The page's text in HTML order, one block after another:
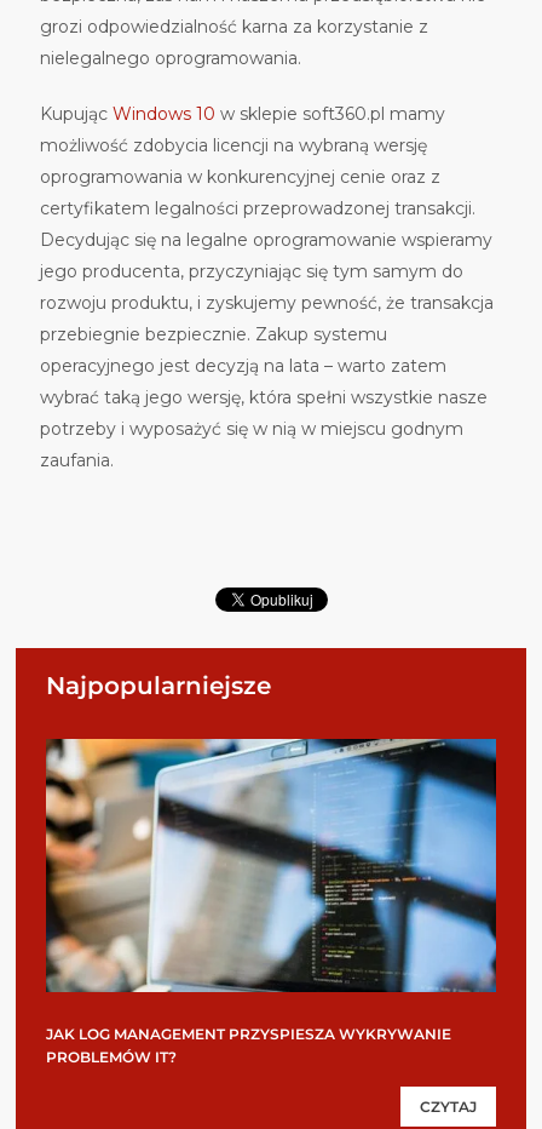
grozi odpowiedzialność karna za korzystanie z
nielegalnego oprogramowania.
Kupując Windows 10 w sklepie soft360.pl mamy
możliwość zdobycia licencji na wybraną wersję
oprogramowania w konkurencyjnej cenie oraz z
certyfikatem legalności przeprowadzonej transakcji.
Decydując się na legalne oprogramowanie wspieramy
jego producenta, przyczyniając się tym samym do
rozwoju produktu, i zyskujemy pewność, że transakcja
przebiegnie bezpiecznie. Zakup systemu
operacyjnego jest decyzją na lata – warto zatem
wybrać taką jego wersję, która spełni wszystkie nasze
potrzeby i wyposażyć się w nią w miejscu godnym
zaufania.
Najpopularniejsze
JAK LOG MANAGEMENT PRZYSPIESZA WYKRYWANIE
PROBLEMÓW IT?
CZYTAJ